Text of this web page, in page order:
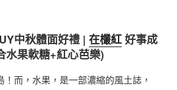
中秋體面好禮 | 在欉紅好事成
水果軟糖+紅心芭樂)
而，水果，是一部濃縮的風土誌，